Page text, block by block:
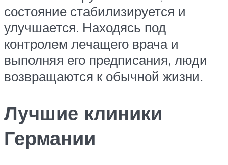
состояние стабилизируется и
улучшается. Находясь под
контролем лечащего врача и
выполняя его предписания, люди
возвращаются к обычной жизни.
Лучшие клиники
Германии